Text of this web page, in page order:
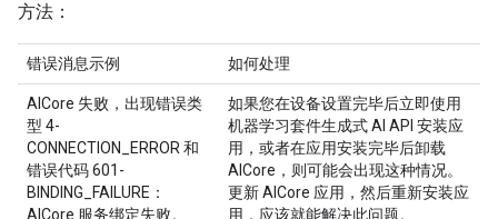
方法：
错误消息示例 如何处理
AICore 失败，出现错误类
型 4-
CONNECTION_ERROR 和
错误代码 601-
BINDING_FAILURE：
AICore 服务绑定失败。
如果您在设备设置完毕后立即使用
机器学习套件生成式 AI API 安装应
用，或者在应用安装完毕后卸载
AICore，则可能会出现这种情况。
更新 AICore 应用，然后重新安装应
用，应该就能解决此问题。